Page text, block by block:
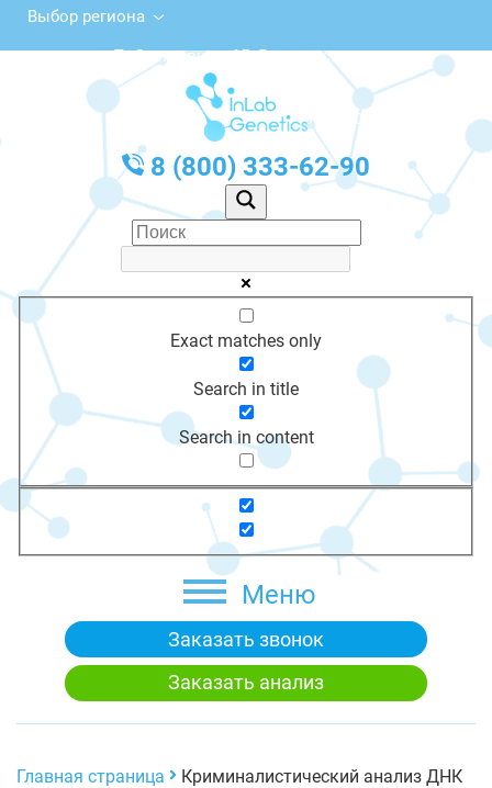
Выбор региона
ул. П. Смидовича, 15, Ясногорск
с 10:00 до 20:00
График работы: Пн-Пт с 10:00 до 20:00
8 (800) 333-62-90
Exact matches only
Search in title
Search in content
Меню
Заказать звонок
Заказать анализ
Главная страница Криминалистический анализ ДНК